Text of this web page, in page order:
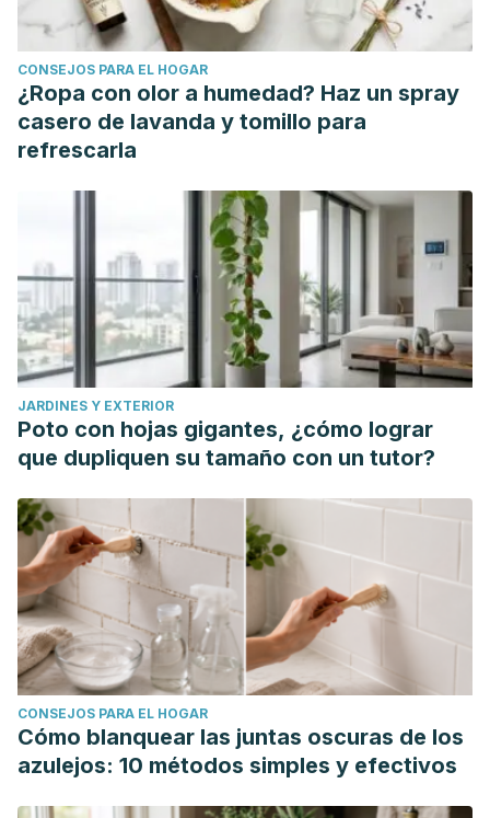
Protocolo diagnóstico de la metrorragia.Medicine -
Programa de Formación Médica Continuada Acreditado
https://doi.org/10.1016/s0304-5412(02)70815-9
CONSEJOS PARA EL HOGAR
¿Ropa con olor a humedad? Haz un spray
casero de lavanda y tomillo para
refrescarla
JARDINES Y EXTERIOR
Poto con hojas gigantes, ¿cómo lograr
que dupliquen su tamaño con un tutor?
CONSEJOS PARA EL HOGAR
Cómo blanquear las juntas oscuras de los
azulejos: 10 métodos simples y efectivos